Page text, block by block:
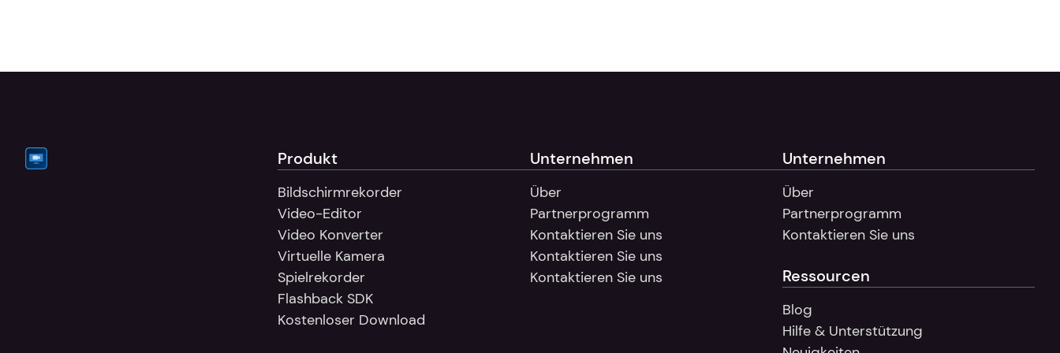
Produkt
Bildschirmrekorder
Video-Editor
Video Konverter
Virtuelle Kamera
Spielrekorder
Flashback SDK
Kostenloser Download
Unternehmen
Über
Partnerprogramm
Kontaktieren Sie uns
Kontaktieren Sie uns
Kontaktieren Sie uns
Unternehmen
Über
Partnerprogramm
Kontaktieren Sie uns
Ressourcen
Blog
Hilfe & Unterstützung